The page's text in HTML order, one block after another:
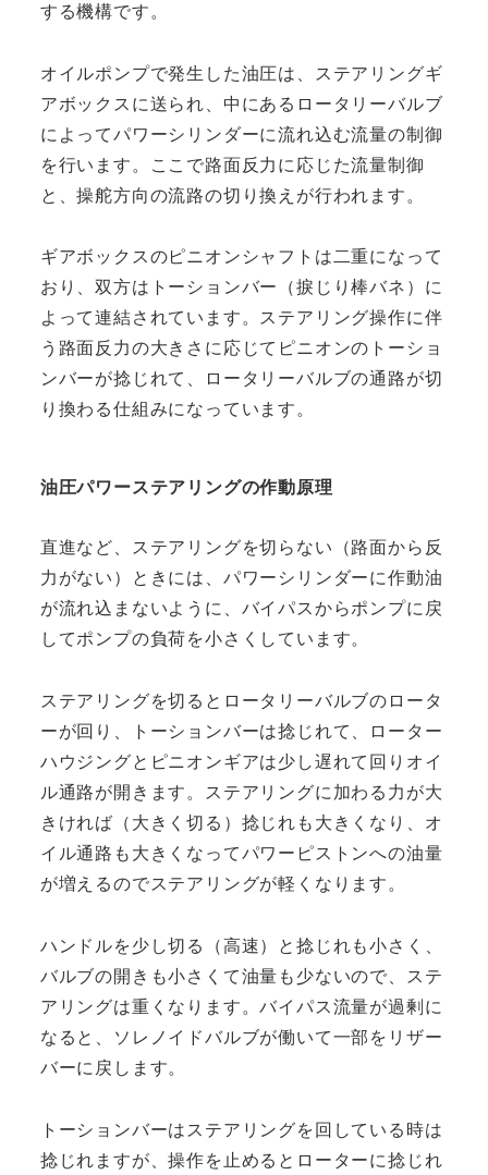
する機構です。
オイルポンプで発生した油圧は、ステアリングギ
アボックスに送られ、中にあるロータリーバルブ
によってパワーシリンダーに流れ込む流量の制御
を行います。ここで路面反力に応じた流量制御
と、操舵方向の流路の切り換えが行われます。
ギアボックスのピニオンシャフトは二重になって
おり、双方はトーションバー（捩じり棒バネ）に
よって連結されています。ステアリング操作に伴
う路面反力の大きさに応じてピニオンのトーショ
ンバーが捻じれて、ロータリーバルブの通路が切
り換わる仕組みになっています。
油圧パワーステアリングの作動原理
直進など、ステアリングを切らない（路面から反
力がない）ときには、パワーシリンダーに作動油
が流れ込まないように、バイパスからポンプに戻
してポンプの負荷を小さくしています。
ステアリングを切るとロータリーバルブのロータ
ーが回り、トーションバーは捻じれて、ローター
ハウジングとピニオンギアは少し遅れて回りオイ
ル通路が開きます。ステアリングに加わる力が大
きければ（大きく切る）捻じれも大きくなり、オ
イル通路も大きくなってパワーピストンへの油量
が増えるのでステアリングが軽くなります。
ハンドルを少し切る（高速）と捻じれも小さく、
バルブの開きも小さくて油量も少ないので、ステ
アリングは重くなります。バイパス流量が過剰に
なると、ソレノイドバルブが働いて一部をリザー
バーに戻します。
トーションバーはステアリングを回している時は
捻じれますが、操作を止めるとローターに捻じれ